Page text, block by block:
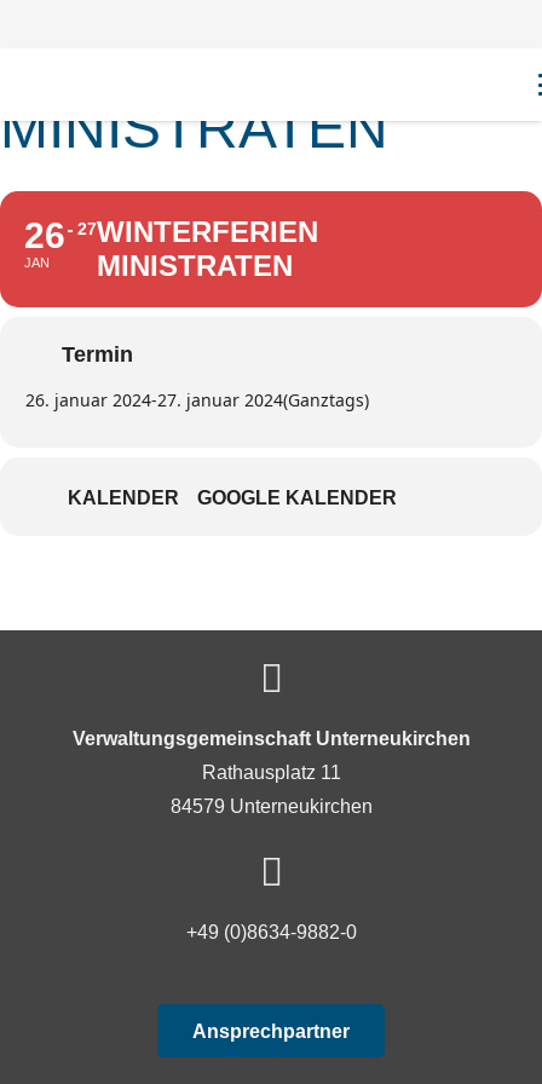
MINISTRATEN
26
JAN
27WINTERFERIEN
MINISTRATEN
Termin
26. januar 2024-27. januar 2024(Ganztags)
KALENDER GOOGLE KALENDER
Verwaltungsgemeinschaft Unterneukirchen
Rathausplatz 11
84579 Unterneukirchen
+49 (0)8634-9882-0
Ansprechpartner